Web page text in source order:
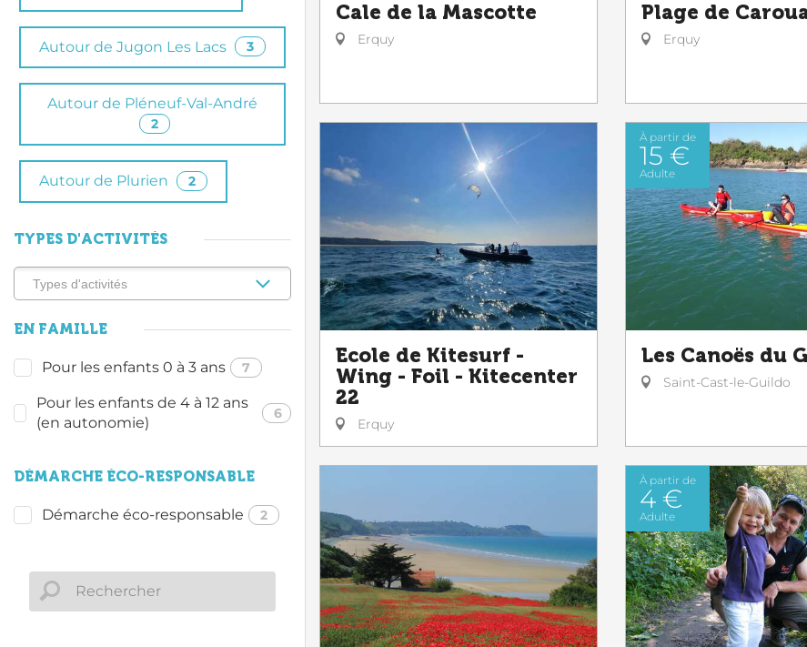
Autour de Jugon Les Lacs 3
Autour de Pléneuf-Val-André
2
Autour de Plurien 2
TYPES D'ACTIVITÉS
EN FAMILLE
Pour les enfants 0 à 3 ans 7
Pour les enfants de 4 à 12 ans
(en autonomie)
6
DÉMARCHE ÉCO-RESPONSABLE
Démarche éco-responsable 2
Cale de la Mascotte
Erquy
Plage de
Erquy
Ecole de Kitesurf -
Wing - Foil - Kitecenter
22
Erquy
À partir de
15 €
Adulte
Les Canoës du
Saint-Cast-le-Guildo
À partir de
4 €
Adulte